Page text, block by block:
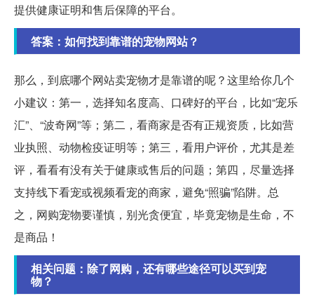
提供健康证明和售后保障的平台。
答案：如何找到靠谱的宠物网站？
那么，到底哪个网站卖宠物才是靠谱的呢？这里给你几个
小建议：第一，选择知名度高、口碑好的平台，比如“宠乐
汇”、“波奇网”等；第二，看商家是否有正规资质，比如营
业执照、动物检疫证明等；第三，看用户评价，尤其是差
评，看看有没有关于健康或售后的问题；第四，尽量选择
支持线下看宠或视频看宠的商家，避免“照骗”陷阱。总
之，网购宠物要谨慎，别光贪便宜，毕竟宠物是生命，不
是商品！
相关问题：除了网购，还有哪些途径可以买到宠
物？